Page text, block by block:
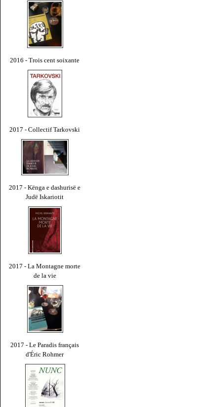
2016 - Trois cent soixante
2017 - Collectif Tarkovski
2017 - Kënga e dashurisë e
Judë Iskariotit
2017 - La Montagne morte
de la vie
2017 - Le Paradis français
d'Éric Rohmer